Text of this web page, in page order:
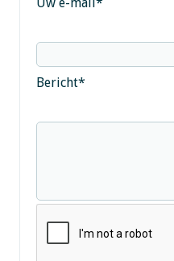
Bericht*